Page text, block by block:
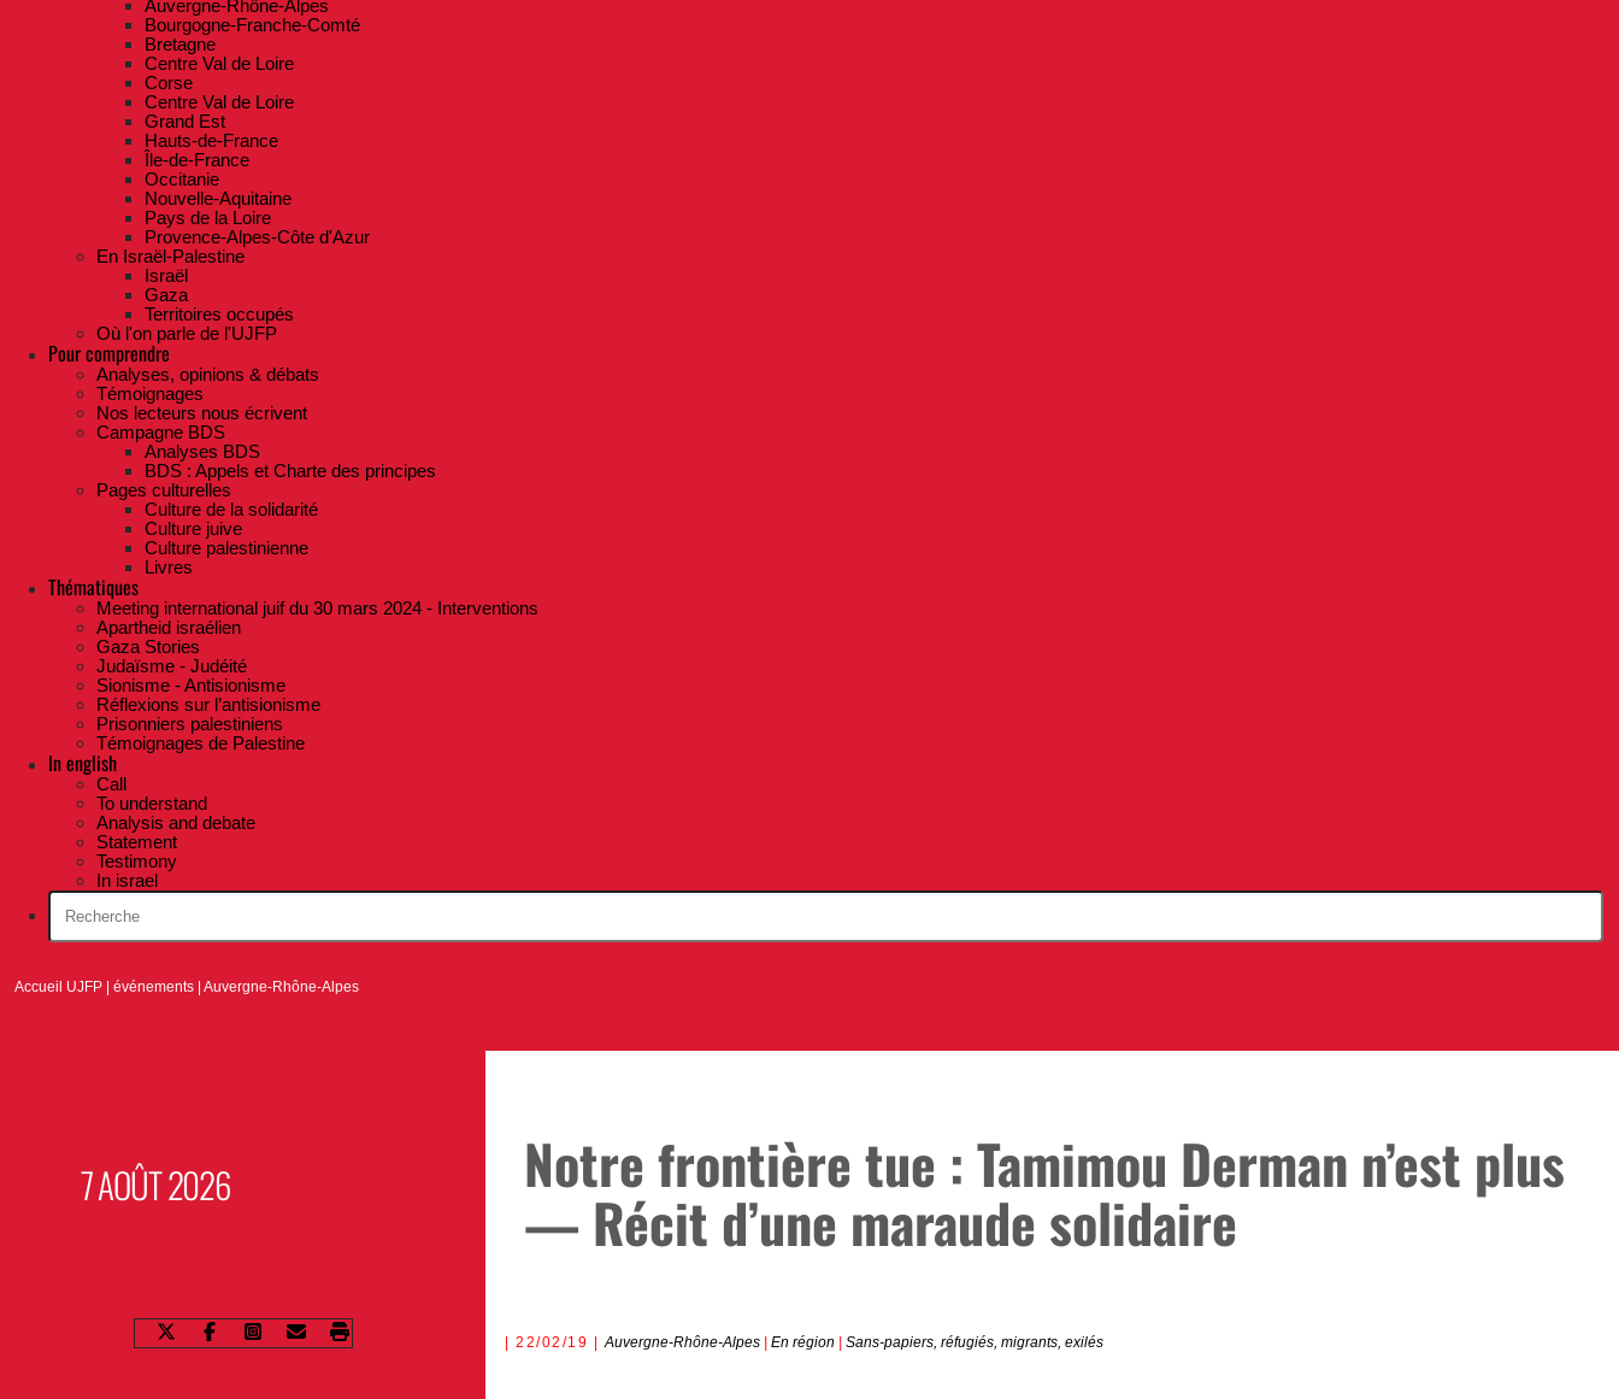
Auvergne-Rhône-Alpes
Bourgogne-Franche-Comté
Bretagne
Centre Val de Loire
Corse
Centre Val de Loire
Grand Est
Hauts-de-France
Île-de-France
Occitanie
Nouvelle-Aquitaine
Pays de la Loire
Provence-Alpes-Côte d'Azur
En Israël-Palestine
Israël
Gaza
Territoires occupés
Où l'on parle de l'UJFP
Pour comprendre
Analyses, opinions & débats
Témoignages
Nos lecteurs nous écrivent
Campagne BDS
Analyses BDS
BDS : Appels et Charte des principes
Pages culturelles
Culture de la solidarité
Culture juive
Culture palestinienne
Livres
Thématiques
Meeting international juif du 30 mars 2024 - Interventions
Apartheid israélien
Gaza Stories
Judaïsme - Judéité
Sionisme - Antisionisme
Réflexions sur l’antisionisme
Prisonniers palestiniens
Témoignages de Palestine
In english
Call
To understand
Analysis and debate
Statement
Testimony
In israel
Accueil UJFP |événements |Auvergne-Rhône-Alpes
7 AOÛT 2026 Notre frontière tue : Tamimou Derman n’est plus
— Récit d’une maraude solidaire
22/02/19 Auvergne-Rhône-Alpes| En région Sans-papiers, réfugiés, migrants, exilés